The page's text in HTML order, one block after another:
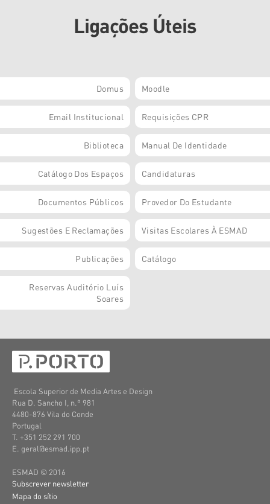
Ligações Úteis
Domus Moodle
Email Institucional Requisições CPR
Biblioteca Manual De Identidade
Catálogo Dos Espaços Candidaturas
Documentos Públicos Provedor Do Estudante
Sugestões E Reclamações Visitas Escolares À ESMAD
Publicações Catálogo
Reservas Auditório Luís
Soares
Escola Superior de Media Artes e Design
Rua D. Sancho I, n.º 981
4480-876 Vila do Conde
Portugal
T. +351 252 291 700
E. geral@esmad.ipp.pt
ESMAD © 2016
Subscrever newsletter
Mapa do sítio